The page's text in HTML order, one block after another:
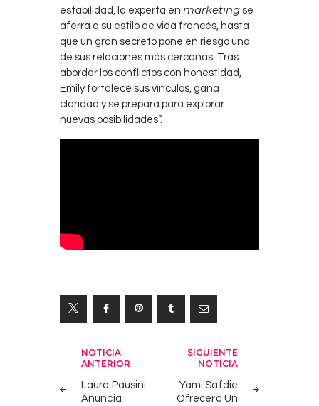
estabilidad, la experta en marketing se
aferra a su estilo de vida francés, hasta
que un gran secreto pone en riesgo una
de sus relaciones más cercanas. Tras
abordar los conflictos con honestidad,
Emily fortalece sus vínculos, gana
claridad y se prepara para explorar
nuevas posibilidades”.
Navegación
entradas
NOTICIA
ANTERIOR
Laura Pausini
Anuncia
SIGUIENTE
NOTICIA
Yami Safdie
Ofrecerá Un